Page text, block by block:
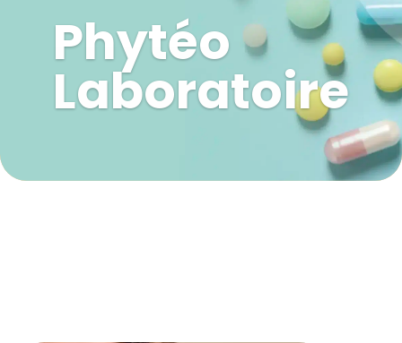
Phytéo
Laboratoire